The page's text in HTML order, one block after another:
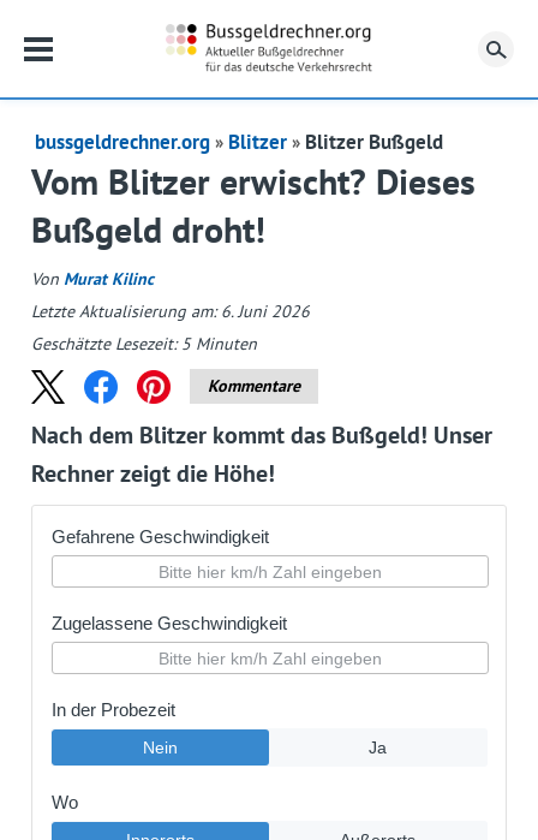
bussgeldrechner.org Blitzer Blitzer Bußgeld
Vom Blitzer erwischt? Dieses
Bußgeld droht!
Von Murat Kilinc
Letzte Aktualisierung am: 6. Juni 2026
Geschätzte Lesezeit:5 Minuten
Kommentare
Nach dem Blitzer kommt das Bußgeld! Unser
Rechner zeigt die Höhe!